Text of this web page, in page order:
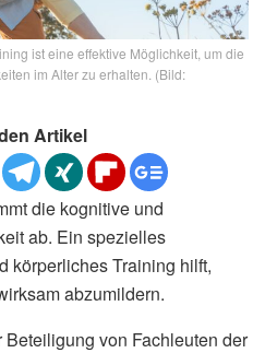
ist eine effektive Möglichkeit, um die
im Alter zu erhalten. (Bild:
Artikel
die kognitive und
ab. Ein spezielles
körperliches Training hilft,
abzumildern.
von Fachleuten der